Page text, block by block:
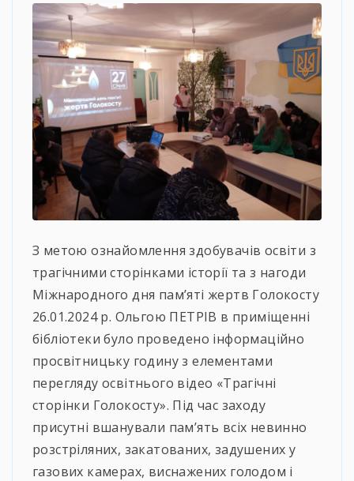
З метою ознайомлення здобувачів освіти з
трагічними сторінками історії та з нагоди
Міжнародного дня пам’яті жертв Голокосту
26.01.2024 р. Ольгою ПЕТРІВ в приміщенні
бібліотеки було проведено інформаційно
просвітницьку годину з елементами
перегляду освітнього відео «Трагічні
сторінки Голокосту». Під час заходу
присутні вшанували пам’ять всіх невинно
розстріляних, закатованих, задушених у
газових камерах, виснажених голодом і